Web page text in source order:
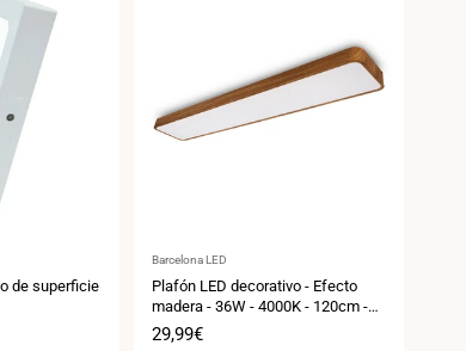
de superficie
Proveedor:
Barcelona LED
Plafón LED decorativo - Efecto
madera - 36W - 4000K - 120cm -
IP20
Precio
29,99€